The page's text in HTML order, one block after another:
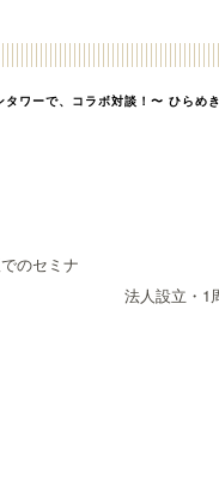
タワーで、コラボ対談！〜 ひらめ
のセミナ
法人設立・1